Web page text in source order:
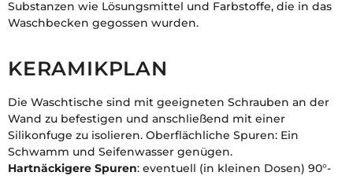
Substanzen wie Lösungsmittel und Farbstoffe, die in das
Waschbecken gegossen wurden.
KERAMIKPLAN
Die Waschtische sind mit geeigneten Schrauben an der
Wand zu befestigen und anschließend mit einer
Silikonfuge zu isolieren. Oberflächliche Spuren: Ein
Schwamm und Seifenwasser genügen.
Hartnäckigere Spuren: eventuell (in kleinen Dosen) 90°-